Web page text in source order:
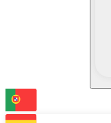
Converta
Troque uma